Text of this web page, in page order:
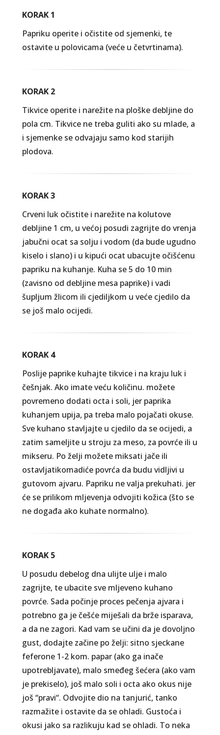
KORAK 1
Papriku operite i očistite od sjemenki, te
ostavite u polovicama (veće u četvrtinama).
KORAK 2
Tikvice operite i narežite na ploške debljine do
pola cm. Tikvice ne treba guliti ako su mlade, a
i sjemenke se odvajaju samo kod starijih
plodova.
KORAK 3
Crveni luk očistite i narežite na kolutove
debljine 1 cm, u većoj posudi zagrijte do vrenja
jabučni ocat sa solju i vodom (da bude ugudno
kiselo i slano) i u kipući ocat ubacujte očišćenu
papriku na kuhanje. Kuha se 5 do 10 min
(zavisno od debljine mesa paprike) i vadi
šupljum žlicom ili cjediljkom u veće cjedilo da
se još malo ocijedi.
KORAK 4
Poslije paprike kuhajte tikvice i na kraju luk i
češnjak. Ako imate veću količinu. možete
povremeno dodati octa i soli, jer paprika
kuhanjem upija, pa treba malo pojačati okuse.
Sve kuhano stavljajte u cjedilo da se ocijedi, a
zatim sameljite u stroju za meso, za povrće ili u
mikseru. Po želji možete miksati jače ili
ostavljatikomadiće povrća da budu vidljivi u
gutovom ajvaru. Papriku ne valja prekuhati. jer
će se prilikom mljevenja odvojiti kožica (što se
ne događa ako kuhate normalno).
KORAK 5
U posudu debelog dna ulijte ulje i malo
zagrijte, te ubacite sve mljeveno kuhano
povrće. Sada počinje proces pečenja ajvara i
potrebno ga je češće miješali da brže isparava,
a da ne zagori. Kad vam se učini da je dovoljno
gust, dodajte začine po želji: sitno sjeckane
feferone 1-2 kom. papar (ako ga inače
upotrebljavate), malo smeđeg šećera (ako vam
je prekiselo), još malo soli i octa ako okus nije
još “pravi“. Odvojite dio na tanjurić, tanko
razmažite i ostavite da se ohladi. Gustoća i
okusi jako sa razlikuju kad se ohladi. To neka